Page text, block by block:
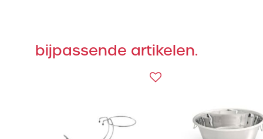
bijpassende artikelen.